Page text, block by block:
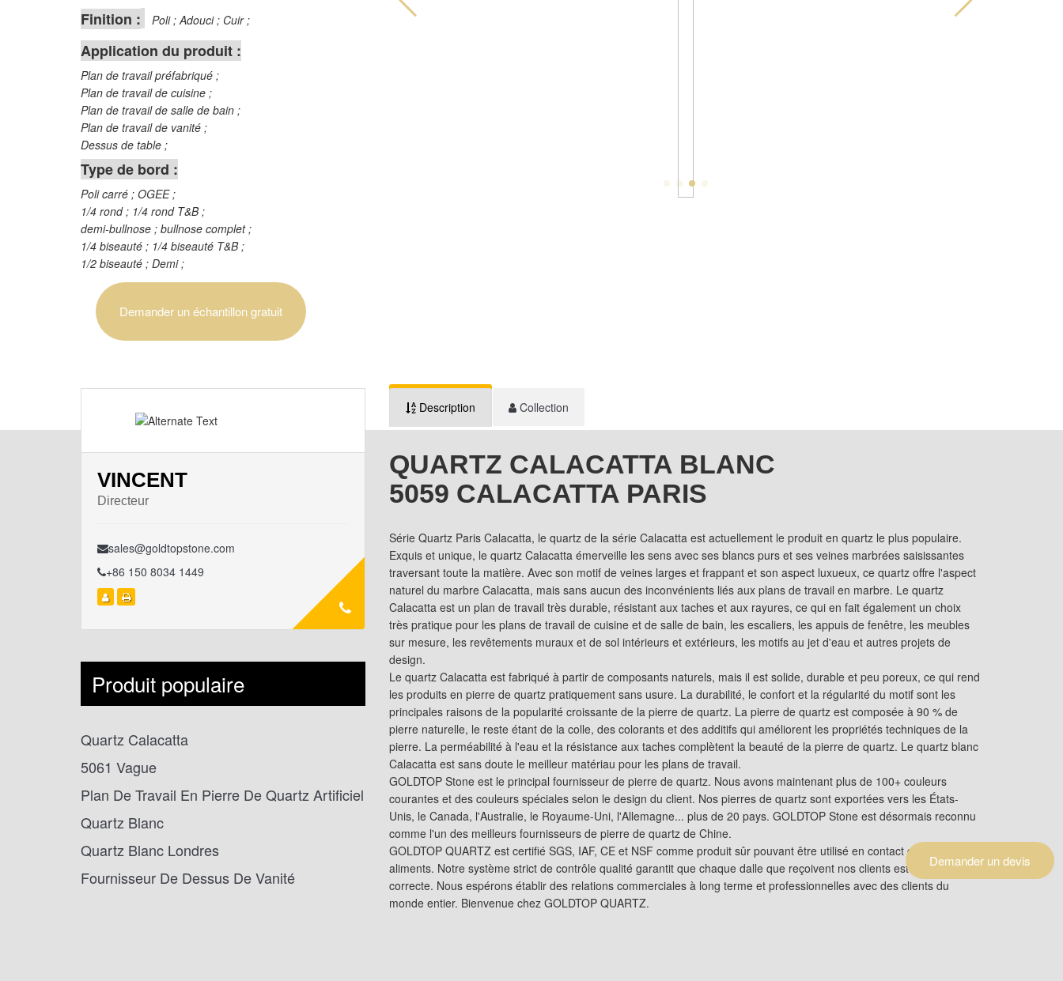
Finition : Poli ; Adouci ; Cuir ;
Application du produit :
Plan de travail préfabriqué ;
Plan de travail de cuisine ;
Plan de travail de salle de bain ;
Plan de travail de vanité ;
Dessus de table ;
Type de bord :
Poli carré ; OGEE ;
1/4 rond ; 1/4 rond T&B ;
demi-bullnose ; bullnose complet ;
1/4 biseauté ; 1/4 biseauté T&B ;
1/2 biseauté ; Demi ;
Demander un échantillon gratuit
VINCENT
Directeur
sales@goldtopstone.com
+86 150 8034 1449
Produit populaire
Quartz Calacatta
5061 Vague
Plan De Travail En Pierre De Quartz Artificiel
Quartz Blanc
Quartz Blanc Londres
Fournisseur De Dessus De Vanité
Description Collection
QUARTZ CALACATTA BLANC
5059 CALACATTA PARIS
Série Quartz Paris Calacatta, le quartz de la série Calacatta est actuellement le produit en quartz le plus populaire.
Exquis et unique, le quartz Calacatta émerveille les sens avec ses blancs purs et ses veines marbrées saisissantes
traversant toute la matière. Avec son motif de veines larges et frappant et son aspect luxueux, ce quartz offre l'aspect
naturel du marbre Calacatta, mais sans aucun des inconvénients liés aux plans de travail en marbre. Le quartz
Calacatta est un plan de travail très durable, résistant aux taches et aux rayures, ce qui en fait également un choix
très pratique pour les plans de travail de cuisine et de salle de bain, les escaliers, les appuis de fenêtre, les meubles
sur mesure, les revêtements muraux et de sol intérieurs et extérieurs, les motifs au jet d'eau et autres projets de
design.
Le quartz Calacatta est fabriqué à partir de composants naturels, mais il est solide, durable et peu poreux, ce qui rend
les produits en pierre de quartz pratiquement sans usure. La durabilité, le confort et la régularité du motif sont les
principales raisons de la popularité croissante de la pierre de quartz. La pierre de quartz est composée à 90 % de
pierre naturelle, le reste étant de la colle, des colorants et des additifs qui améliorent les propriétés techniques de la
pierre. La perméabilité à l'eau et la résistance aux taches complètent la beauté de la pierre de quartz. Le quartz blanc
Calacatta est sans doute le meilleur matériau pour les plans de travail.
GOLDTOP Stone est le principal fournisseur de pierre de quartz. Nous avons maintenant plus de 100+ couleurs
courantes et des couleurs spéciales selon le design du client. Nos pierres de quartz sont exportées vers les États-
Unis, le Canada, l'Australie, le Royaume-Uni, l'Allemagne... plus de 20 pays. GOLDTOP Stone est désormais reconnu
comme l'un des meilleurs fournisseurs de pierre de quartz de Chine.
GOLDTOP QUARTZ est certifié SGS, IAF, CE et NSF comme produit sûr pouvant être utilisé en contact direct avec les
aliments. Notre système strict de contrôle qualité garantit que chaque dalle que reçoivent nos clients est de la qualité
correcte. Nous espérons établir des relations commerciales à long terme et professionnelles avec des clients du
monde entier. Bienvenue chez GOLDTOP QUARTZ.
Demander un devis